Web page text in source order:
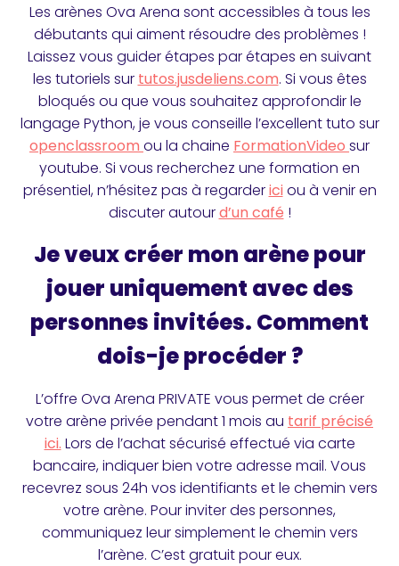
Les arènes Ova Arena sont accessibles à tous les
débutants qui aiment résoudre des problèmes !
Laissez vous guider étapes par étapes en suivant
les tutoriels sur tutos.jusdeliens.com. Si vous êtes
bloqués ou que vous souhaitez approfondir le
langage Python, je vous conseille l’excellent tuto sur
openclassroom ou la chaine FormationVideo sur
youtube. Si vous recherchez une formation en
présentiel, n’hésitez pas à regardericiou à venir en
discuter autourd’un café !
Je veux créer mon arène pour
jouer uniquement avec des
personnes invitées. Comment
dois-je procéder ?
L’offre Ova Arena PRIVATE vous permet de créer
votre arène privée pendant 1 mois au tarif précisé
ici. Lors de l’achat sécurisé effectué via carte
bancaire, indiquer bien votre adresse mail. Vous
recevrez sous 24h vos identifiants et le chemin vers
votre arène. Pour inviter des personnes,
communiquez leur simplement le chemin vers
l’arène. C’est gratuit pour eux.